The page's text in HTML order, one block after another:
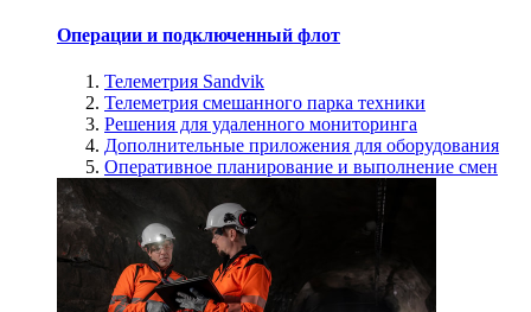
Операции и подключенный флот
Телеметрия Sandvik
Телеметрия смешанного парка техники
Решения для удаленного мониторинга
Дополнительные приложения для оборудования
Оперативное планирование и выполнение смен